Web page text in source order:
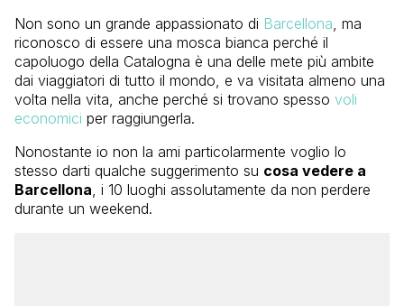
Non sono un grande appassionato di Barcellona , ma
riconosco di essere una mosca bianca perché il
capoluogo della Catalogna è una delle mete più ambite
dai viaggiatori di tutto il mondo, e va visitata almeno una
volta nella vita, anche perché si trovano spesso voli
economici per raggiungerla.
Nonostante io non la ami particolarmente voglio lo
stesso darti qualche suggerimento su cosa vedere a
Barcellona , i 10 luoghi assolutamente da non perdere
durante un weekend.